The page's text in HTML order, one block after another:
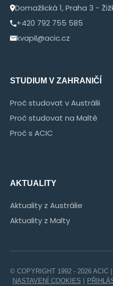
Domažlická 1, Praha 3 -
+420 792 755 585
kvapil@acic.cz
STUDIUM V ZAHRANIČÍ
Proč studovat v Austrálii
Proč studovat na Maltě
Proč s ACIC
AKTUALITY
Aktuality z Austrálie
Aktuality z Malty
© COPYRIGHT 1992 - 2026 ACIC
NASTAVENÍ COOKIES